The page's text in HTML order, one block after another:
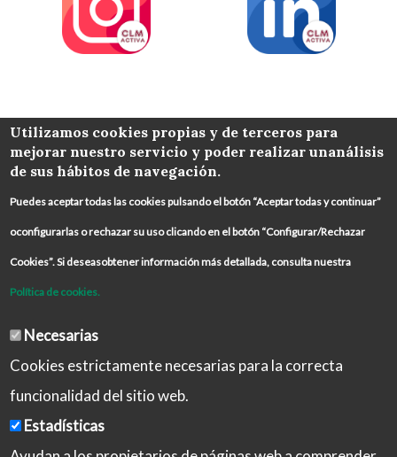
COLABORA
Utilizamos cookies propias y de terceros para
mejorar nuestro servicio y poder realizar unanálisis
de sus hábitos de navegación.
Puedes aceptar todas las cookies pulsando el botón “Aceptar todas y continuar”
oconfigurarlas o rechazar su uso clicando en el botón “Configurar/Rechazar
Cookies”. Si deseasobtener información más detallada, consulta nuestra
Política de cookies.
Necesarias
Cookies estrictamente necesarias para la correcta
funcionalidad del sitio web.
Estadísticas